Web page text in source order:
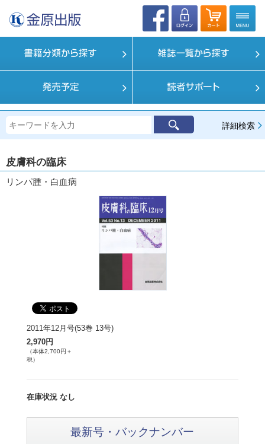
詳細検索
皮膚科の臨床
リンパ腫・白血病
2011年12月号(53巻 13号)
2,970円
（本体2,700円＋
税）
在庫状況 なし
最新号・バックナンバー